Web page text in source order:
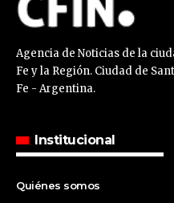
Agencia de Noticias de la
Fe y la Región. Ciudad de
Fe - Argentina.
Institucional
Quiénes somos